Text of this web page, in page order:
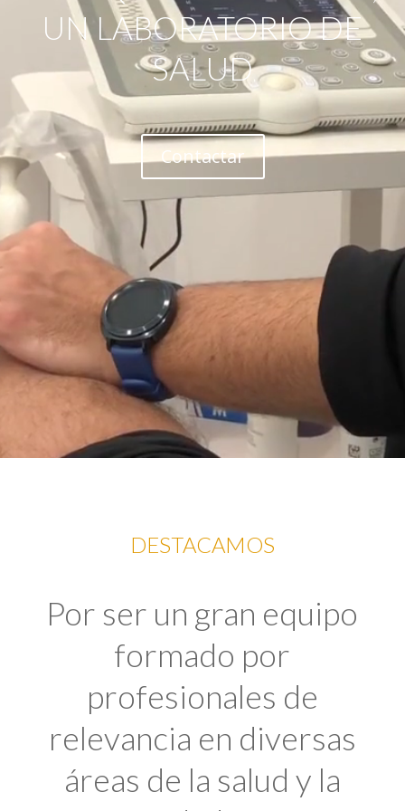
UN LABORATORIO DE
SALUD
Contactar
DESTACAMOS
Por ser un gran equipo
formado por
profesionales de
relevancia en diversas
áreas de la salud y la